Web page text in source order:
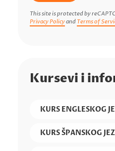
This site is protected by
Privacy Policyand Terms of
Kursevi i
KURS ENGLESKOG
KURS ŠPANSKOG